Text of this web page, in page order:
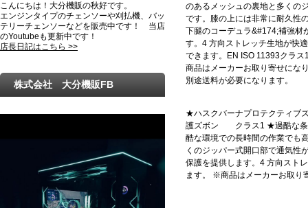
のあるメッシュの裏地と多くの
です。膝の上には非常に耐久性
下腿のコーデュラ&#174;補強材
す。4 方向ストレッチ生地が快
できます。EN ISO 11393クラ
商品はメーカーお取り寄せにな
別途送料が必要になります。
★ハスクバーナプロテクティブ
護ズボン クラス1 ★過酷な条件
酷な環境での長時間の作業でも
くのジッパー式開口部で通気性
保護を提供します。4 方向スト
ます。 ※商品はメーカーお取り
こんにちは！大分機販の秋好です。
エンジンタイプのチェンソーや刈払機、バッ
テリーチェンソーなどを販売中です！ 当店
のYoutubeも更新中です！
店長日記はこちら >>
株式会社 大分機販FB